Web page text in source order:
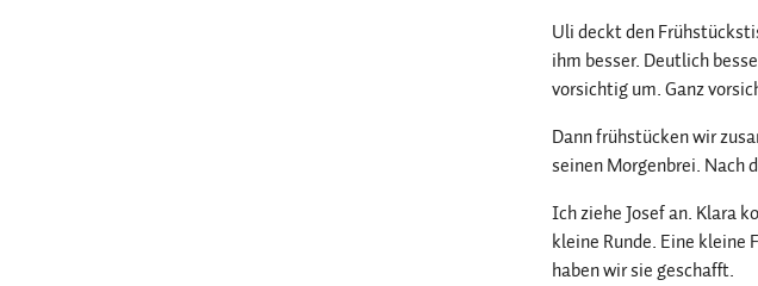
Uli deckt den
ihm besser. Deutlich
vorsichtig um. Ganz
Dann frühstücken wir
seinen Morgenbrei. Nach
Ich ziehe Josef an. Klara
kleine Runde. Eine kleine
haben wir sie geschafft.